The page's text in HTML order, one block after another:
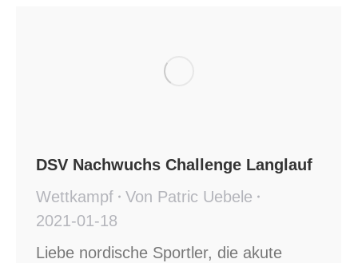
DSV Nachwuchs Challenge Langlauf
Wettkampf
Von Patric Uebele
2021-01-18
Liebe nordische Sportler, die akute